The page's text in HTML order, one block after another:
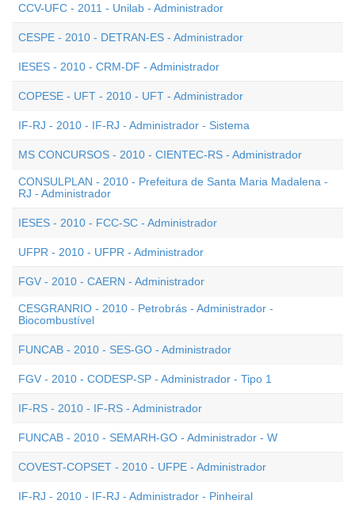
CCV-UFC - 2011 - Unilab - Administrador
CESPE - 2010 - DETRAN-ES - Administrador
IESES - 2010 - CRM-DF - Administrador
COPESE - UFT - 2010 - UFT - Administrador
IF-RJ - 2010 - IF-RJ - Administrador - Sistema
MS CONCURSOS - 2010 - CIENTEC-RS - Administrador
CONSULPLAN - 2010 - Prefeitura de Santa Maria Madalena -
RJ - Administrador
IESES - 2010 - FCC-SC - Administrador
UFPR - 2010 - UFPR - Administrador
FGV - 2010 - CAERN - Administrador
CESGRANRIO - 2010 - Petrobrás - Administrador -
Biocombustível
FUNCAB - 2010 - SES-GO - Administrador
FGV - 2010 - CODESP-SP - Administrador - Tipo 1
IF-RS - 2010 - IF-RS - Administrador
FUNCAB - 2010 - SEMARH-GO - Administrador - W
COVEST-COPSET - 2010 - UFPE - Administrador
IF-RJ - 2010 - IF-RJ - Administrador - Pinheiral